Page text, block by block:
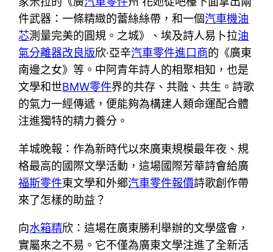
件武器：一條精緻的蕾絲絲帶，和一個汽車機油
芯測量完美的圓規。之城》、埃及詩人易卜拉油
氣分離器改良版欣·亞辛汽車零件進口商的《廣東
南邊之女》等。中阿青年詩人的相聚相知，也是
文學和世BMW零件界的共存、共融、共生。詩歌
的氣力一經傳遞，便能夠為構建人類命運配合體
注進獨特的精力養分。
羊城晚報：作為新時代以來廣東規模最年夜、規
格最高的國際文學活動，這場國際芳華詩會給廣
福斯零件東文學和外鄉汽車零件報價詩歌創作帶
來了怎樣的助益？
向水箱精欣：這場在廣東勝利舉辦的文學盛會，
實屬來之不易。它不僅為廣東文學注進了全新活